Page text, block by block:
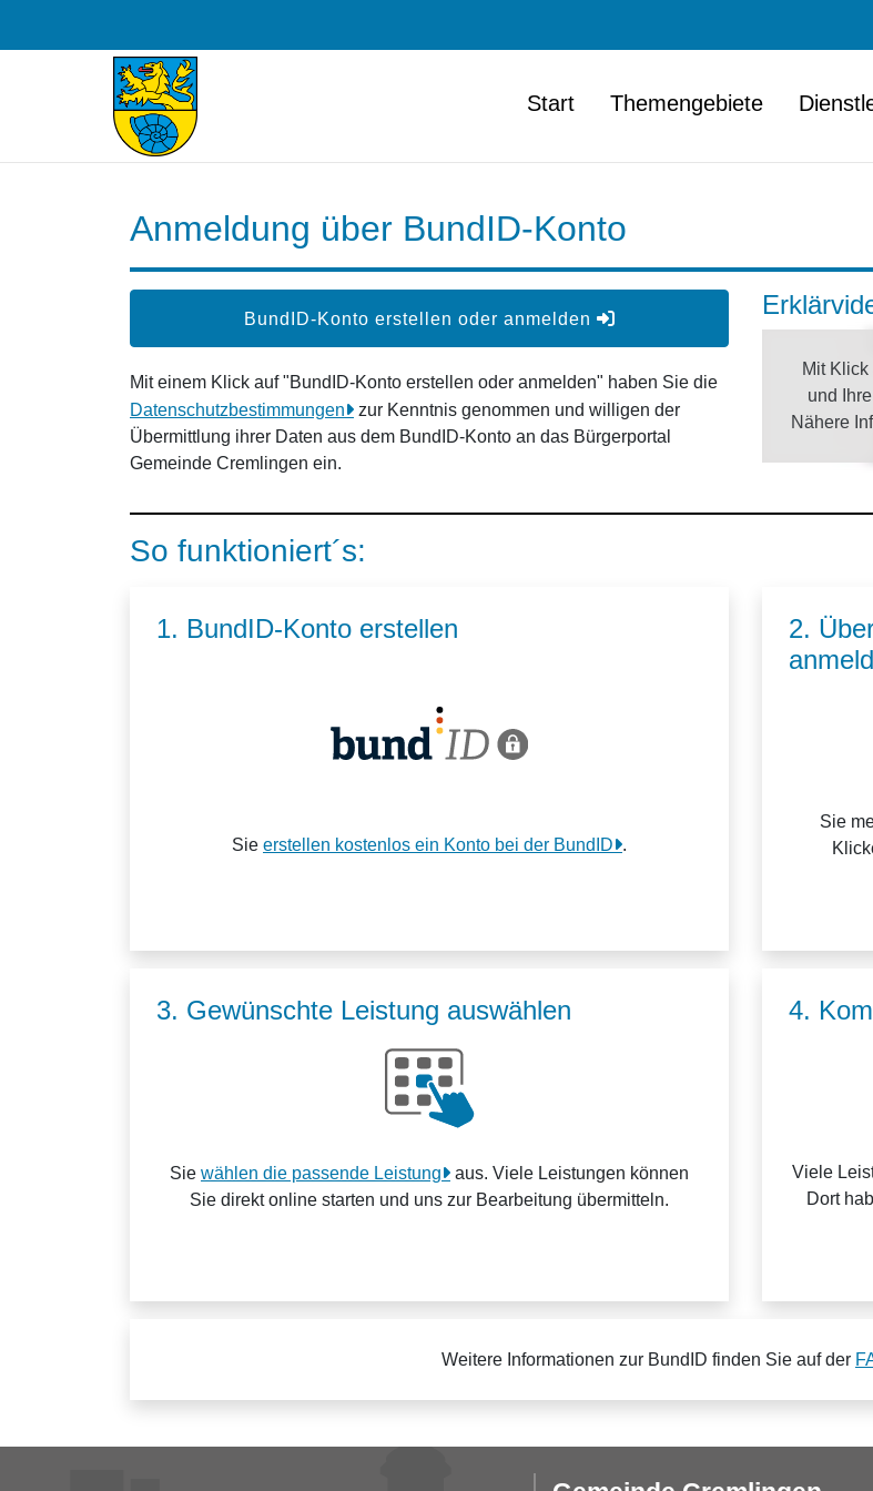
Start Themengebiete
Anmeldung über BundID-Konto
BundID-Konto erstellen oder anmelden
Mit einem Klick auf "BundID-Konto erstellen oder anmelden" haben Sie die
Datenschutzbestimmungen
zur Kenntnis genommen und willigen der
Übermittlung ihrer Daten aus dem BundID-Konto an das Bürgerportal
Gemeinde Cremlingen ein.
Mit Klick
und
Nähere
So funktioniert´s:
1. BundID-Konto erstellen
Sie erstellen kostenlos ein Konto bei der BundID .
2.
Sie
3. Gewünschte Leistung auswählen
Sie wählen die passende Leistung
aus. Viele Leistungen können
Sie direkt online starten und uns zur Bearbeitung übermitteln.
4.
Viele
Dort
Weitere Informationen zur BundID finden Sie auf der